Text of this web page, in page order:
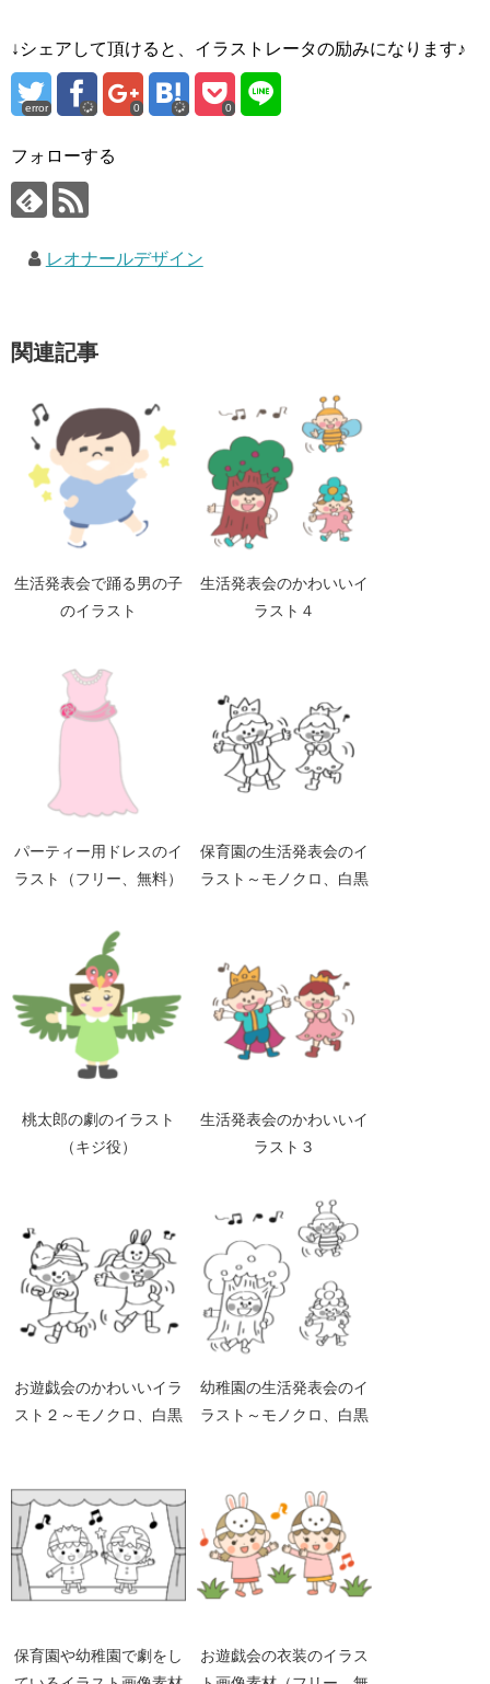
↓シェアして頂けると、イラストレータの励みになります♪
error 0 0
フォローする
レオナールデザイン
関連記事
生活発表会で踊る男の子
のイラスト
生活発表会のかわいいイ
ラスト４
パーティー用ドレスのイ
ラスト（フリー、無料）
保育園の生活発表会のイ
ラスト～モノクロ、白黒
桃太郎の劇のイラスト
（キジ役）
生活発表会のかわいいイ
ラスト３
お遊戯会のかわいいイラ
スト２～モノクロ、白黒
幼稚園の生活発表会のイ
ラスト～モノクロ、白黒
保育園や幼稚園で劇をし
お遊戯会の衣装のイラス